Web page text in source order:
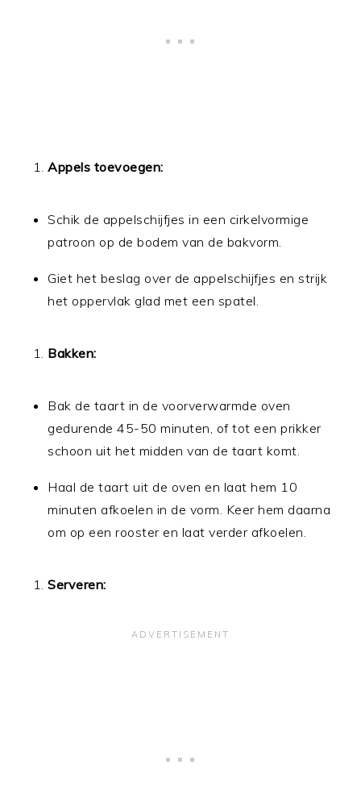
Appels toevoegen:
Schik de appelschijfjes in een cirkelvormige
patroon op de bodem van de bakvorm.
Giet het beslag over de appelschijfjes en strijk
het oppervlak glad met een spatel.
Bakken:
Bak de taart in de voorverwarmde oven
gedurende 45-50 minuten, of tot een prikker
schoon uit het midden van de taart komt.
Haal de taart uit de oven en laat hem 10
minuten afkoelen in de vorm. Keer hem daarna
om op een rooster en laat verder afkoelen.
Serveren: